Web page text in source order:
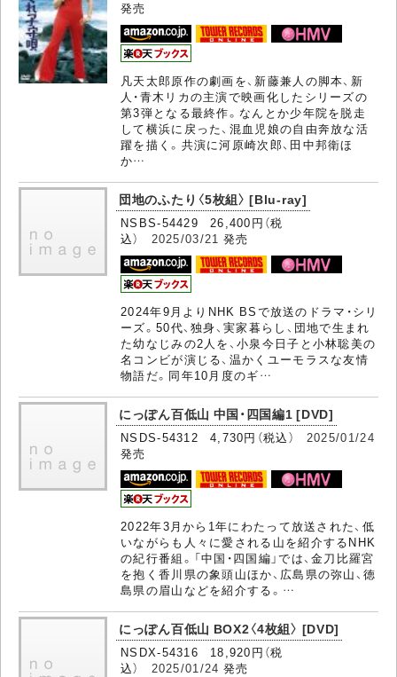
発売
凡天太郎原作の劇画を、新藤兼人の脚本、新
人・青木リカの主演で映画化したシリーズの
第3弾となる最終作。なんとか少年院を脱走
して横浜に戻った、混血児娘の自由奔放な活
躍を描く。共演に河原崎次郎、田中邦衛ほ
か…
団地のふたり〈5枚組〉 [Blu-ray]
NSBS-54429 26,400円（税
込） 2025/03/21 発売
2024年9月よりNHK BSで放送のドラマ・シリ
ーズ。50代、独身、実家暮らし、団地で生まれ
た幼なじみの2人を、小泉今日子と小林聡美の
名コンビが演じる、温かくユーモラスな友情
物語だ。同年10月度のギ…
にっぽん百低山 中国・四国編1 [DVD]
NSDS-54312 4,730円（税込） 2025/01/24
発売
2022年3月から1年にわたって放送された、低
いながらも人々に愛される山を紹介するNHK
の紀行番組。「中国・四国編」では、金刀比羅宮
を抱く香川県の象頭山ほか、広島県の弥山、徳
島県の眉山などを紹介する。…
にっぽん百低山 BOX2〈4枚組〉 [DVD]
NSDX-54316 18,920円（税
込） 2025/01/24 発売